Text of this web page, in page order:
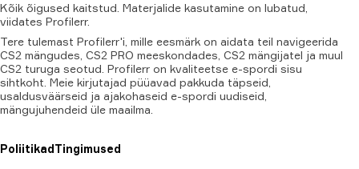
Kõik õigused kaitstud. Materjalide kasutamine on lubatud,
viidates Profilerr.
Tere tulemast Profilerr'i, mille eesmärk on aidata teil navigeerida
CS2 mängudes, CS2 PRO meeskondades, CS2 mängijatel ja muul
CS2 turuga seotud. Profilerr on kvaliteetse e-spordi sisu
sihtkoht. Meie kirjutajad püüavad pakkuda täpseid,
usaldusväärseid ja ajakohaseid e-spordi uudiseid,
mängujuhendeid üle maailma.
PoliitikadTingimused